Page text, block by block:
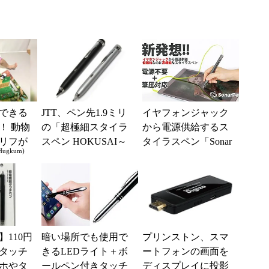
きる
動物
フが
「ア
いっ
JTT、ペン先1.9ミリ
の「超極細スタイラ
スペン HOKUSAI～
イヤフォンジャック
から電源供給するス
タイラスペン「Sonar
110円
ッチ
やタ
暗い場所でも使用で
きるLEDライト＋ボ
ールペン付きタッチ
プリンストン、スマ
ートフォンの画面を
ディスプレイに投影